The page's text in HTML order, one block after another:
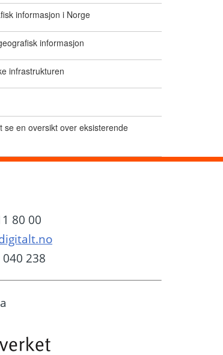
informasjon i Norge
informasjon
infrastrukturen
en oversikt over eksisterende